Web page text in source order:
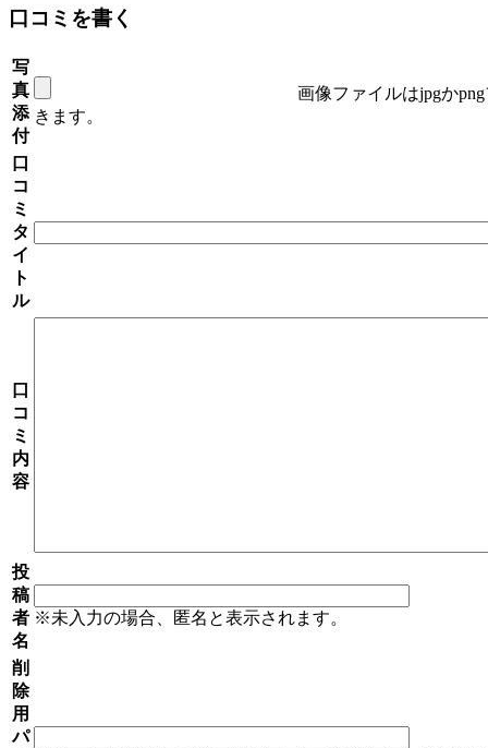
口コミを書く
写
真
添
付
画像ファイルはjpgか
きます。
口
コ
ミ
タ
イ
ト
ル
口
コ
ミ
内
容
投
稿
者
名
※未入力の場合、匿名と表示されます。
削
除
用
パ